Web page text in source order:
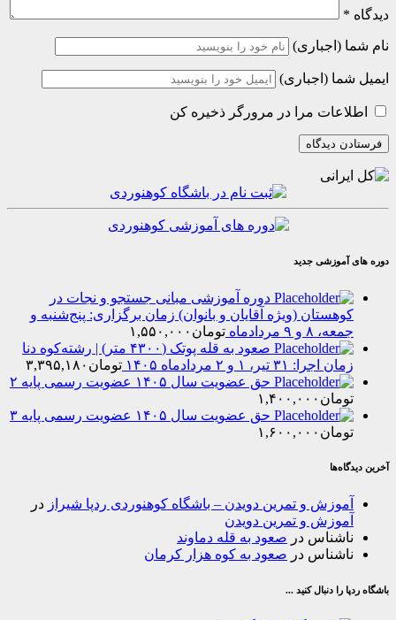
(اجباری)
مرا در مرورگر ذخیره کن
جدید
دوره آموزشی مبانی جستجو و نجات در
(ویژه آقایان و بانوان) زمان برگزاری: پنج‌شنبه و
تومان۱,۵۵۰,۰۰۰
صعود به قله پوتک (۴۳۰۰ متر) | رشته‌کوه دنا
۳۱ تیر، ۱ و ۲ مردادماه ۱۴۰۵
تومان ۳,۳۹۵,۱۸۰
حق عضویت سال ۱۴۰۵ عضویت رسمی پایه ۲
۱,۴۰۰,۰۰۰
حق عضویت سال ۱۴۰۵ عضویت رسمی پایه ۳
۱,۶۰۰,۰۰۰
و تمرین دویدن – باشگاه کوهنوردی ردپا شیراز در
و تمرین دویدن
درصعود به قله دماوند
درصعود به کوه هزار کرمان
دنبال کنید ...